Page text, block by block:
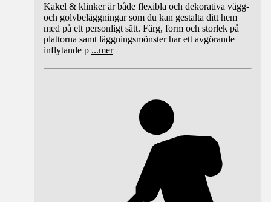
Kakel & klinker är både flexibla och dekorativa vägg-
och golvbeläggningar som du kan gestalta ditt hem
med på ett personligt sätt. Färg, form och storlek på
plattorna samt läggningsmönster har ett avgörande
inflytande p ...mer